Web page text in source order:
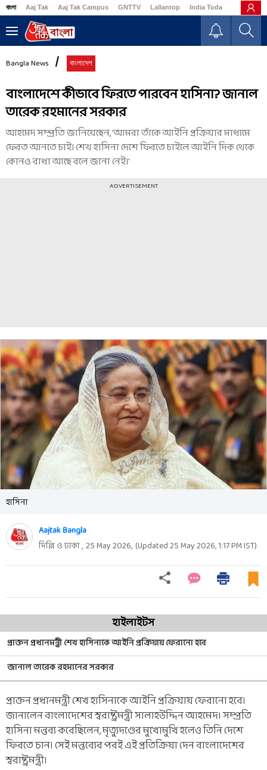
বাংলা Aaj Tak Aaj Tak Campus GNTTV Lallantop India Today Business
Bangla News বাংলাদেশ
বাংলাদেশে কীভাবে ফিরতে পারবেন হাসিনা? জানাল
তারেক রহমানের সরকার
আহমেদ সম্প্রতি জানিয়েছেন, 'আমরা তাঁকে আইনি প্রক্রিয়ার মাধ্যমে
ফেরত আনতে চাই। শেখ হাসিনা দেশে ফিরতে চাইলে আইনি দিক থেকে
কোনও বাধা আছে বলে জানা নেই।'
ADVERTISEMENT
হাসিনা
Aajtak Bangla
দিল্লি ও ঢাকা , 25 May 2026, (Updated25 May 2026, 1:17 PMIST)
হাইলাইটস
প্রাক্তন প্রধানমন্ত্রী শেখ হাসিনাকে আইনি প্রক্রিয়ায় ফেরানো হবে
জানাল তারেক রহমানের সরকার
প্রাক্তন প্রধানমন্ত্রী শেখ হাসিনাকে আইনি প্রক্রিয়ায় ফেরানো হবে।
জানালেন বাংলাদেশের স্বরাষ্ট্রমন্ত্রী সালাহউদ্দিন আহমেদ। সম্প্রতি
হাসিনা মন্তব্য করেছিলেন, মৃত্যুদণ্ডের মুখোমুখি হলেও তিনি দেশে
ফিরতে চান। সেই মন্তব্যের পরই এই প্রতিক্রিয়া দেন বাংলাদেশের
স্বরাষ্ট্রমন্ত্রী।